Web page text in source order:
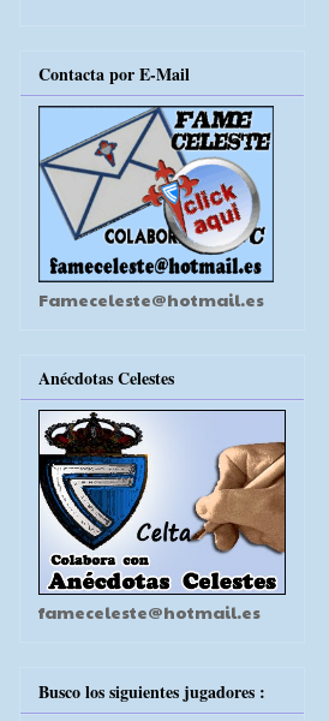
Contacta por E-Mail
Fameceleste@hotmail.es
Anécdotas Celestes
fameceleste@hotmail.es
Busco los siguientes jugadores :